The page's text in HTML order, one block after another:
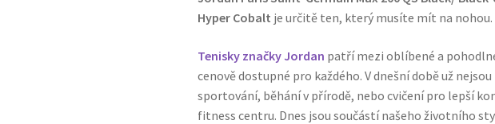
Hyper Cobalt je určitě ten, který musíte mít na nohou.
Tenisky značky Jordan patří mezi oblíbené a
cenově dostupné pro každého. V dnešní době už
sportování, běhání v přírodě, nebo cvičení pro lepší
fitness centru. Dnes jsou součástí našeho životního